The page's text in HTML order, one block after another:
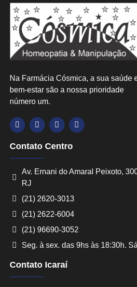
Na Farmácia Cósmica, a sua saúde
bem-estar são a nossa prioridade
número um.
Contato Centro
Av. Ernani do Amaral Peixoto,
RJ
(21) 2620-3013
(21) 2622-6004
(21) 96690-3052
Seg. à sex. das 9hs às 18:30h.
Contato Icaraí